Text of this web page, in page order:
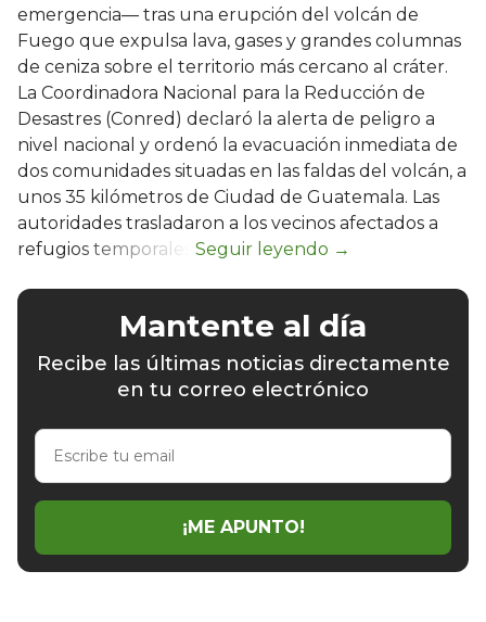
emergencia— tras una erupción del volcán de
Fuego que expulsa lava, gases y grandes columnas
de ceniza sobre el territorio más cercano al cráter.
La Coordinadora Nacional para la Reducción de
Desastres (Conred) declaró la alerta de peligro a
nivel nacional y ordenó la evacuación inmediata de
dos comunidades situadas en las faldas del volcán, a
unos 35 kilómetros de Ciudad de Guatemala. Las
autoridades trasladaron a los vecinos afectados a
refugios temporales.
Mantente al día
Recibe las últimas noticias directamente
en tu correo electrónico
Escribe
email
¡ME APUNTO!